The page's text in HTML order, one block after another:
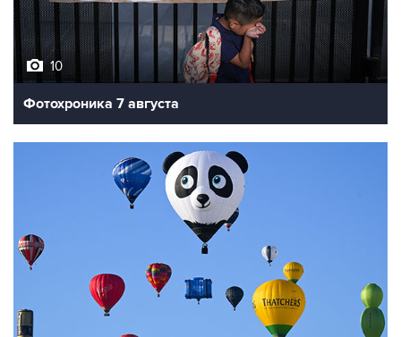
10
Фотохроника 7 августа